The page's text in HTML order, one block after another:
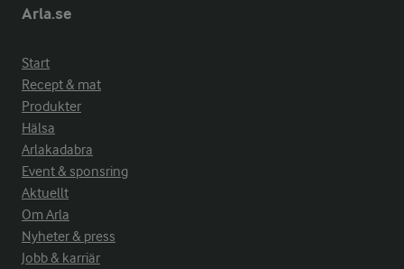
Arla.se
Start
Recept & mat
Produkter
Hälsa
Arlakadabra
Event & sponsring
Aktuellt
Om Arla
Nyheter & press
Jobb & karriär